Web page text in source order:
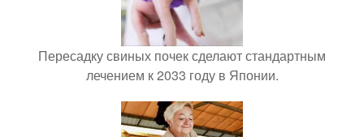
Пересадку свиных почек сделают стандартным
лечением к 2033 году в Японии.